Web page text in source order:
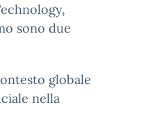
sono due
globale
nella